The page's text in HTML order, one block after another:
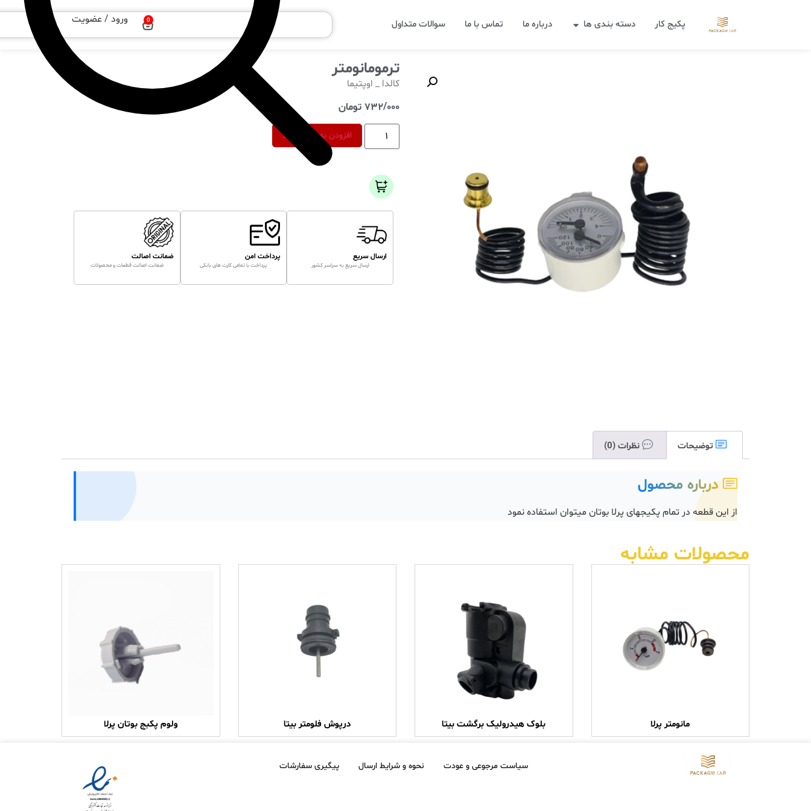
پکیج کار دسته بندی ها درباره ما تماس با ما سوالات متداول 0 ورود / عضویت
ترمومانومتر
کالدا _ اوپتیما
732/000 تومان
افزودن به سبد خرید
ارسال سریع
ارسال سریع به سراسر کشور
پرداخت امن
پرداخت با تمامی کارت های بانکی
ضمانت اصالت
ضمانت اصالت قطعات و محصولات
توضیحات نظرات (0)
درباره محصول
از این قطعه در تمام پکیجهای پرلا بوتان میتوان استفاده نمود
محصولات مشابه
مانومتر پرلا بلوک هیدرولیک برگشت بیتا درپوش فلومتر بیتا ولوم پکبج بوتان پرلا
سیاست مرجوعی و عودت نحوه و شرایط ارسال پیگیری سفارشات